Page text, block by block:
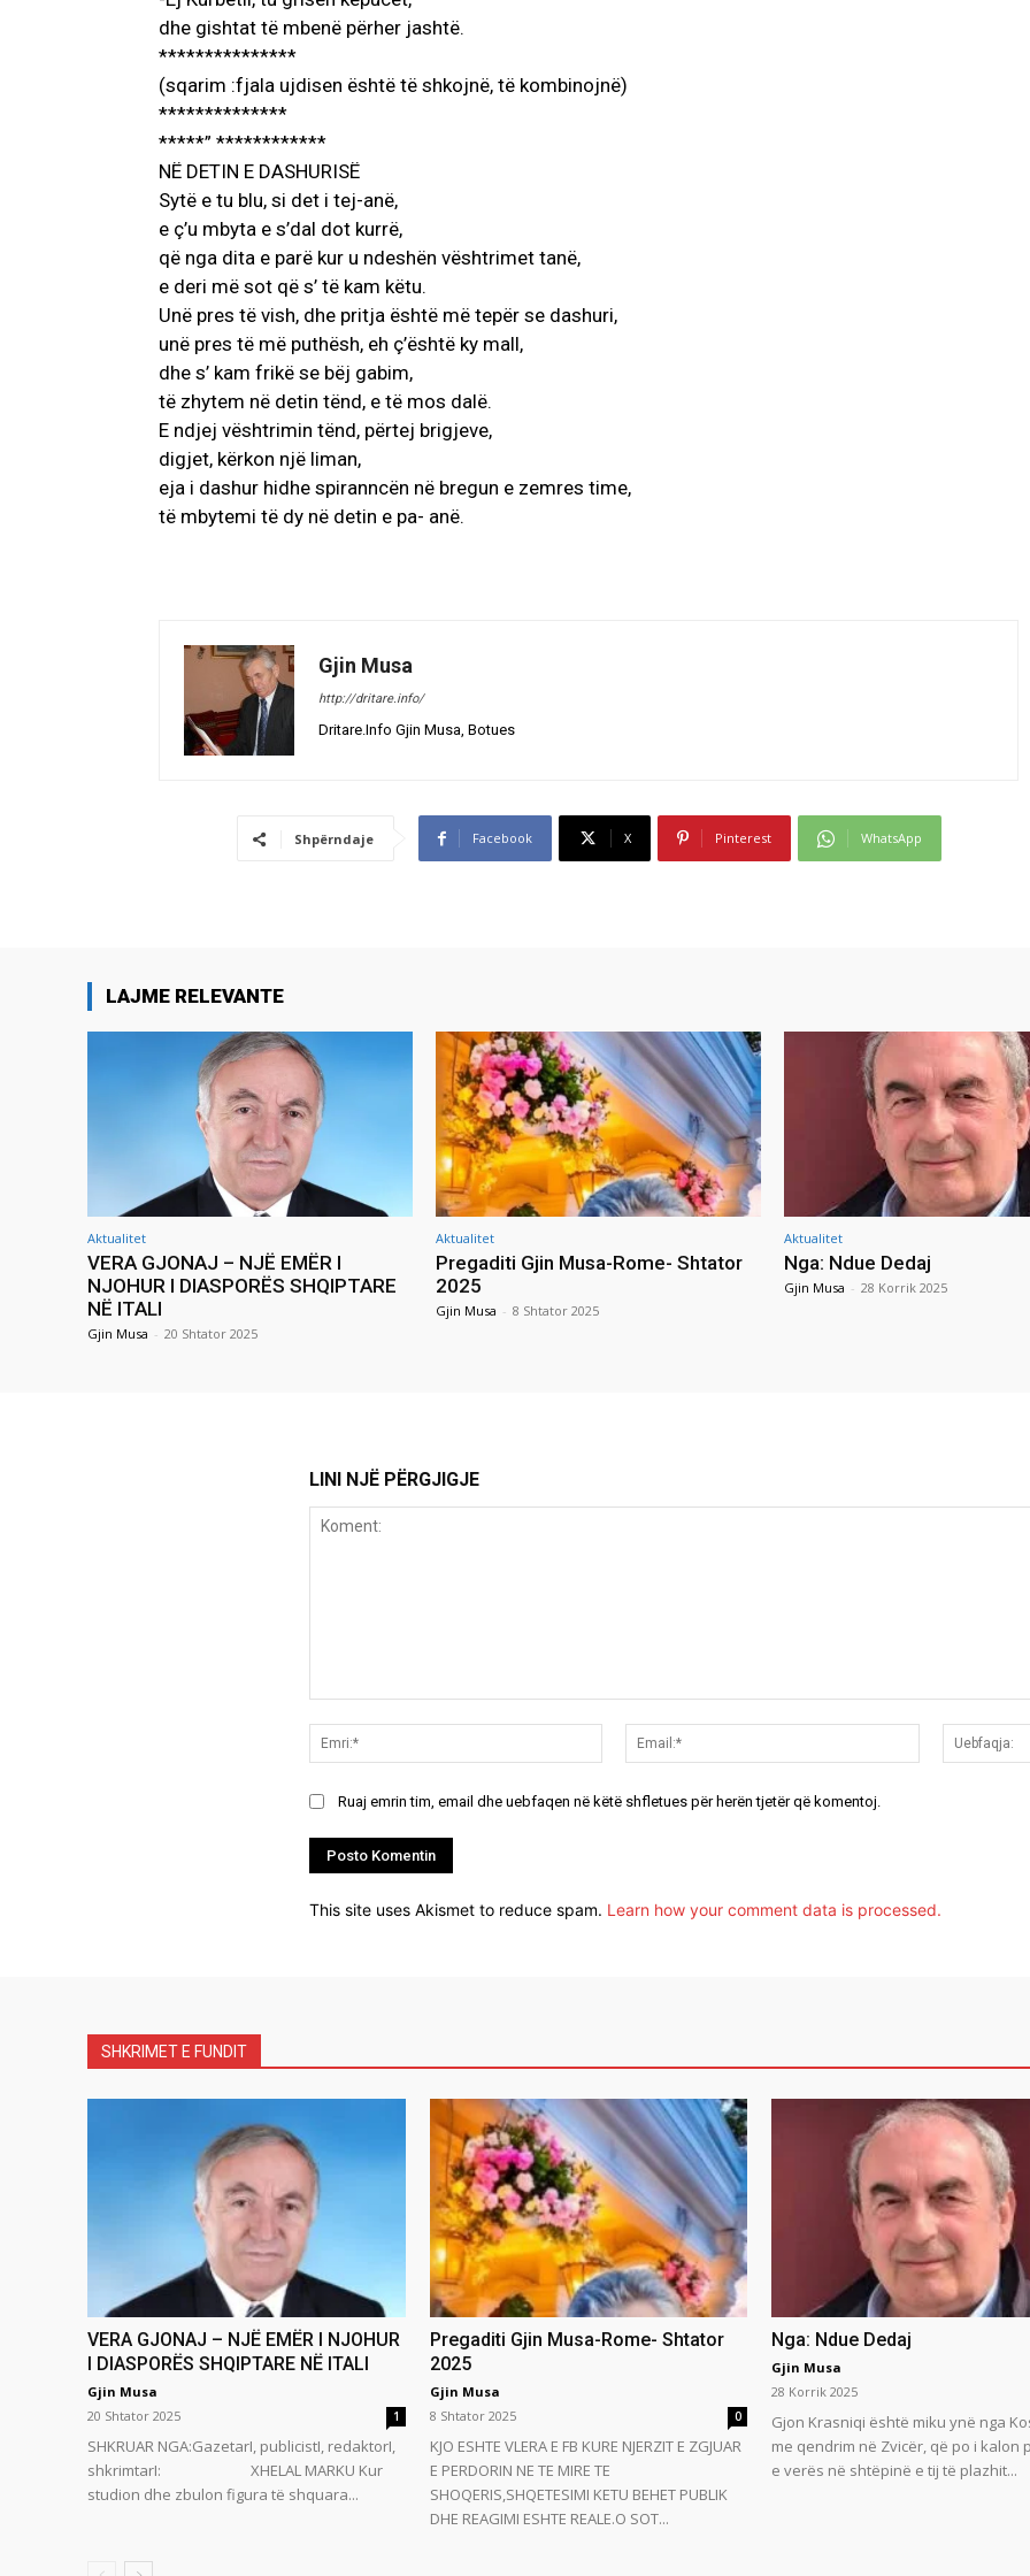
dhe gishtat të mbenë përher jashtë.
***************
(sqarim :fjala ujdisen është të shkojnë, të kombinojnë)
**************
*****” ************
NË DETIN E DASHURISË
Sytë e tu blu, si det i tej-anë,
e ç’u mbyta e s’dal dot kurrë,
që nga dita e parë kur u ndeshën vështrimet tanë,
e deri më sot që s’ të kam këtu.
Unë pres të vish, dhe pritja është më tepër se dashuri,
unë pres të më puthësh, eh ç’është ky mall,
dhe s’ kam frikë se bëj gabim,
të zhytem në detin tënd, e të mos dalë.
E ndjej vështrimin tënd, përtej brigjeve,
digjet, kërkon një liman,
eja i dashur hidhe spiranncën në bregun e zemres time,
të mbytemi të dy në detin e pa- anë.
Gjin Musa
http://dritare.info/
Dritare.Info Gjin Musa, Botues
Shpërndaje Facebook X Pinterest WhatsApp
LAJME RELEVANTE
Aktualitet
VERA GJONAJ – NJË EMËR I
NJOHUR I DIASPORËS SHQIPTARE
NË ITALI
Gjin Musa - 20 Shtator 2025
Aktualitet
Pregaditi Gjin Musa-Rome- Shtator
2025
Gjin Musa - 8 Shtator 2025
Aktualitet
Nga: Ndue Dedaj
Gjin Musa - 28 Korrik 2025
LINI NJË PËRGJIGJE
Emri:*
Email:*
Ruaj emrin tim, email dhe uebfaqen në këtë shfletues për herën tjetër që komentoj.
This site uses Akismet to reduce spam. Learn how your comment data is processed.
SHKRIMET E FUNDIT
VERA GJONAJ – NJË EMËR I NJOHUR
I DIASPORËS SHQIPTARE NË ITALI
Gjin Musa
20 Shtator 2025
1
SHKRUAR NGA:GazetarI, publicistI, redaktorI,
shkrimtarI: XHELAL MARKU Kur
studion dhe zbulon figura të shquara...
Pregaditi Gjin Musa-Rome- Shtator
2025
Gjin Musa
8 Shtator 2025
0
KJO ESHTE VLERA E FB KURE NJERZIT E ZGJUAR
E PERDORIN NE TE MIRE TE
SHOQERIS,SHQETESIMI KETU BEHET PUBLIK
DHE REAGIMI ESHTE REALE.O SOT...
Nga: Ndue Dedaj
Gjin Musa
28 Korrik 2025
Gjon Krasniqi është miku ynë nga
me qendrim në Zvicër, që po i kalon
e verës në shtëpinë e tij të plazhit...